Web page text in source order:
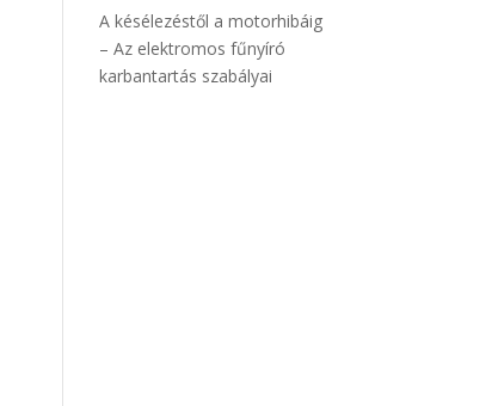
A késélezéstől a motorhibáig
– Az elektromos fűnyíró
karbantartás szabályai